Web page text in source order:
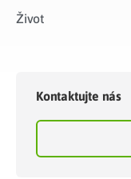
Život​
Kontaktujte nás